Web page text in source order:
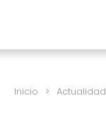
Inicio > Actualidad